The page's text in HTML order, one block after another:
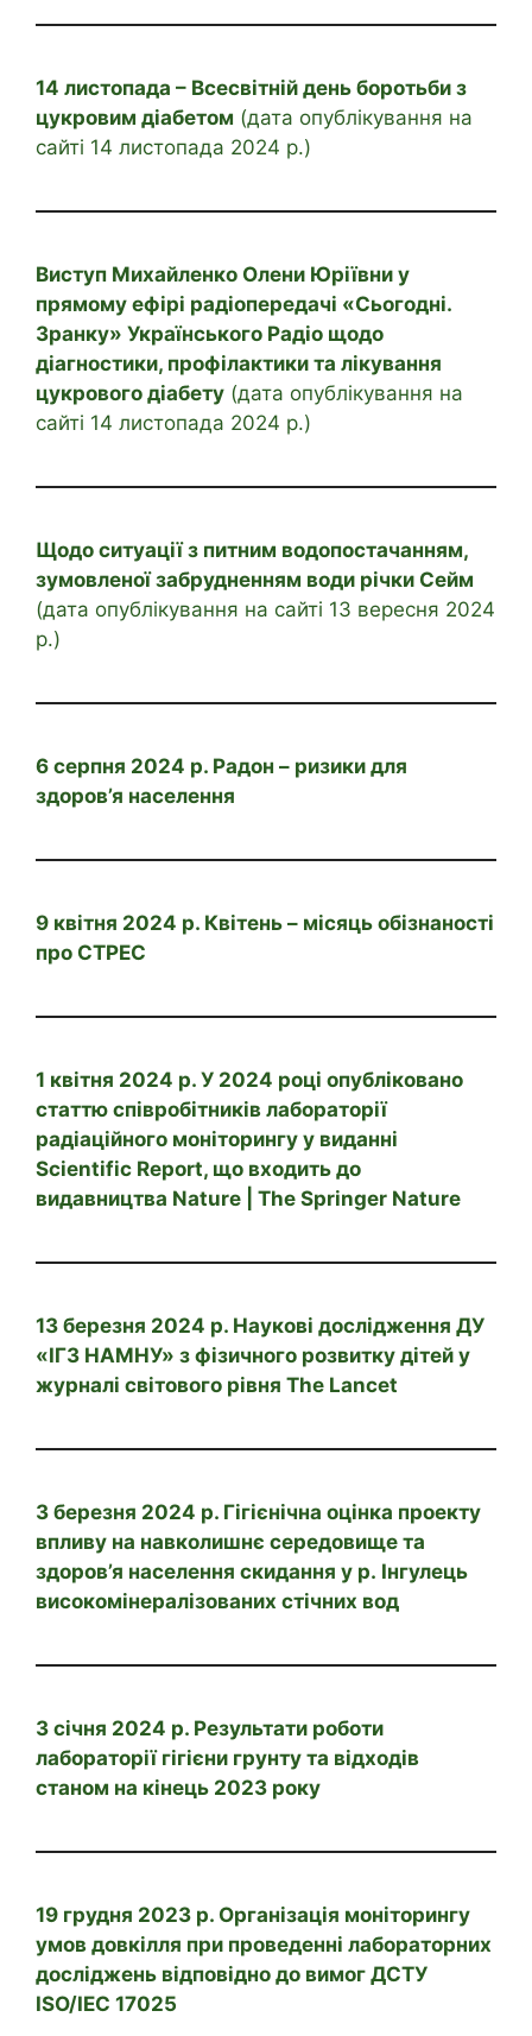
14 листопада – Всесвітній день боротьби з
цукровим діабетом (дата опублікування на
сайті 14 листопада 2024 р.)
Виступ Михайленко Олени Юріївни у
прямому ефірі радіопередачі «Сьогодні.
Зранку» Українського Радіо щодо
діагностики, профілактики та лікування
цукрового діабету (дата опублікування на
сайті 14 листопада 2024 р.)
Щодо ситуації з питним водопостачанням,
зумовленої забрудненням води річки Сейм
(дата опублікування на сайті 13 вересня 2024
р.)
6 серпня 2024 р. Радон – ризики для
здоров’я населення
9 квітня 2024 р. Квітень – місяць обізнаності
про СТРЕС
1 квітня 2024 р. У 2024 році опубліковано
статтю співробітників лабораторії
радіаційного моніторингу у виданні
Scientific Report, що входить до
видавництва Nature | The Springer Nature
13 березня 2024 р. Наукові дослідження ДУ
«ІГЗ НАМНУ» з фізичного розвитку дітей у
журналі світового рівня The Lancet
3 березня 2024 р. Гігієнічна оцінка проекту
впливу на навколишнє середовище та
здоров’я населення скидання у р. Інгулець
високомінералізованих стічних вод
3 січня 2024 р. Результати роботи
лабораторії гігієни грунту та відходів
станом на кінець 2023 року
19 грудня 2023 р. Організація моніторингу
умов довкілля при проведенні лабораторних
досліджень відповідно до вимог ДСТУ
ISO/IEC 17025